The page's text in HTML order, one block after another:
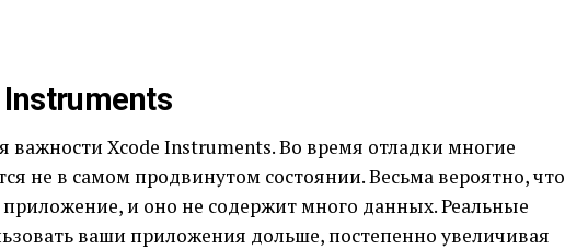
важности Xcode Instruments. Во время отладки многие
не в самом продвинутом состоянии. Весьма вероятно, что
и оно не содержит много данных. Реальные
ваши приложения дольше, постепенно увеличивая